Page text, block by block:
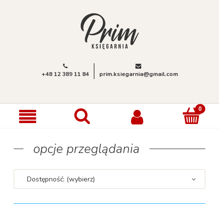
+48 12 389 11 84 prim.ksiegarnia@gmail.com
opcje przeglądania
Dostępność: (wybierz)